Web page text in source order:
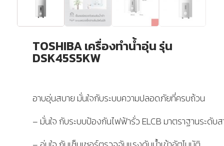
TOSHIBA เครื่องทำน้ำอุ่น รุ่น
DSK45S5KW
อาบอุ่นสบาย มั่นใจกับระบบความปลอดภัยที่ครบถ้วน
– มั่นใจ กับระบบป้องกันไฟฟ้ารั่ว ELCB มาตราฐานระดับ